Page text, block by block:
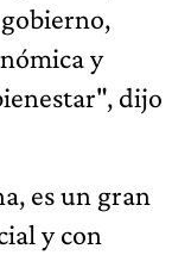
y
dijo
es un gran
y con